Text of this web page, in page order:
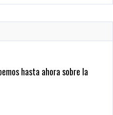
hasta ahora sobre la